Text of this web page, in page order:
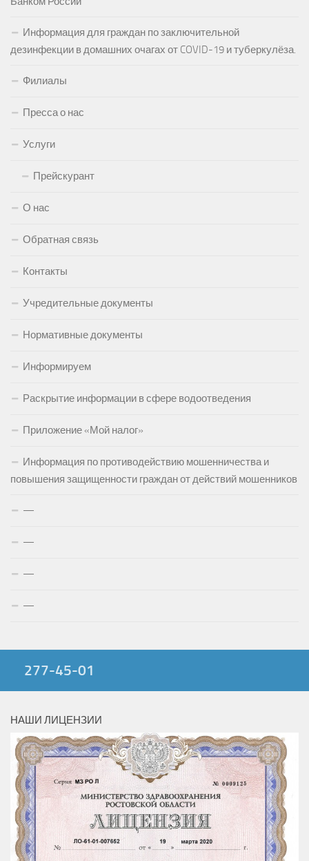
Информация для граждан по заключительной
дезинфекции в домашних очагах от COVID-19 и туберкулёза.
Филиалы
Пресса о нас
Услуги
Прейскурант
О нас
Обратная связь
Контакты
Учредительные документы
Нормативные документы
Информируем
Раскрытие информации в сфере водоотведения
Приложение «Мой налог»
Информация по противодействию мошенничества и
повышения защищенности граждан от действий мошенников
—
—
—
—
277-45-01
НАШИ ЛИЦЕНЗИИ